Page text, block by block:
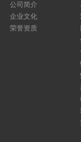
公司简介
企业文化
荣誉资质